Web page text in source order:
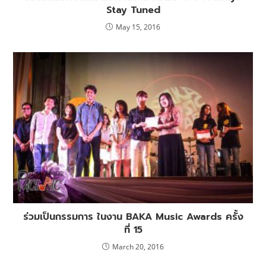
Stay Tuned
May 15, 2016
ร่วมเป็นกรรมการ ในงาน BAKA Music Awards ครั้ง
ที่ 15
March 20, 2016